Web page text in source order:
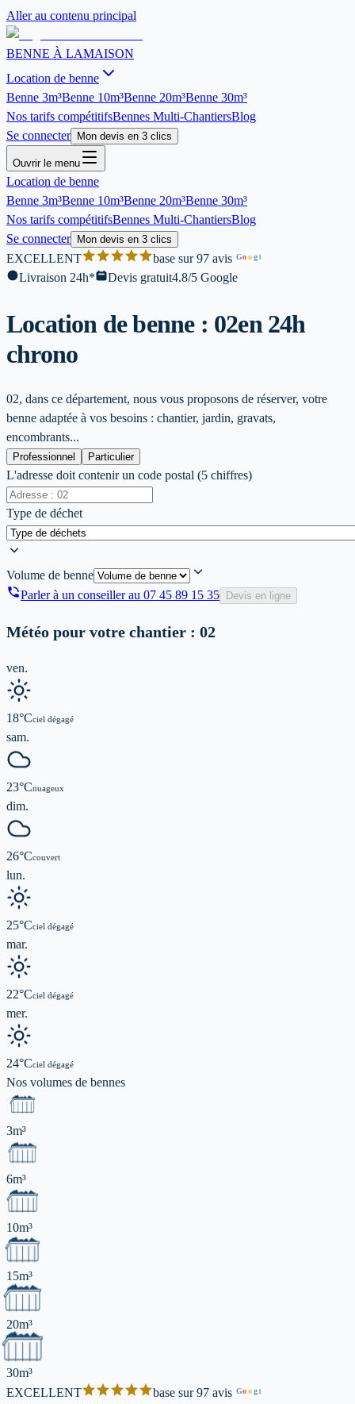
Aller au contenu principal
BENNE À LAMAISON
Location de benne
Benne 3m³Benne 10m³Benne 20m³Benne 30m³
Nos tarifs compétitifsBennes Multi-ChantiersBlog
Se connecter
Mon devis en 3 clics
Ouvrir le menu
Location de benne
Benne 3m³Benne 10m³Benne 20m³Benne 30m³
Nos tarifs compétitifsBennes Multi-ChantiersBlog
Se connecter
Mon devis en 3 clics
EXCELLENT base sur 97 avis Goog l
Livraison 24h* Devis gratuit4.8/5 Google
Location de benne : 02en 24h
chrono
02, dans ce département, nous vous proposons de réserver, votre
benne adaptée à vos besoins : chantier, jardin, gravats,
encombrants...
Professionnel Particulier
L'adresse doit contenir un code postal (5 chiffres)
Type de déchet
Volume de benne
Parler à un conseiller au 07 45 89 15 35 Devis en ligne
Météo pour votre chantier : 02
ven.
18°Cciel dégagé
sam.
23°Cnuageux
dim.
26°Ccouvert
lun.
25°Cciel dégagé
mar.
22°Cciel dégagé
mer.
24°Cciel dégagé
Nos volumes de bennes
3m³
6m³
10m³
15m³
20m³
30m³
EXCELLENT
base sur 97 avis Goog l